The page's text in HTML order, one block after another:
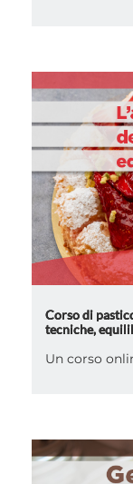
Corso di
tecniche,
Un corso